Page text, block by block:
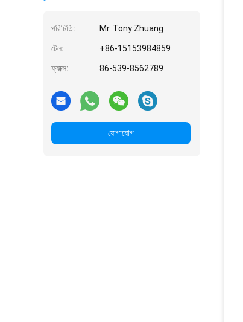
পরিচিতি: Mr. Tony Zhuang
টেল: +86-15153984859
ফ্যাক্স: 86-539-8562789
যোগাযোগ